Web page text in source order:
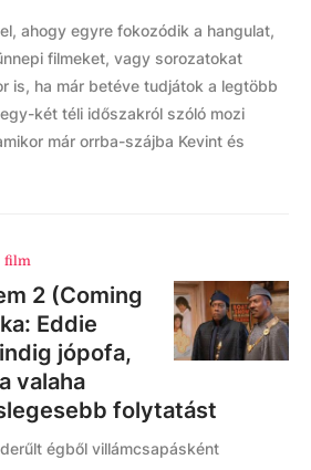
ahogy egyre fokozódik a hangulat,
filmeket, vagy sorozatokat
is, ha már betéve tudjátok a legtöbb
két téli időszakról szóló mozi
már orrba-szájba Kevint és
film
2 (Coming
Eddie
jópofa,
valaha
folytatást
égből villámcsapásként